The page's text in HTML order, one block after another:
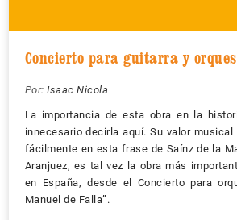
Concierto para guitarra y
Por: Isaac Nicola
La importancia de esta obra en la
innecesario decirla aquí. Su valor
fácilmente en esta frase de Saínz de la
Aranjuez, es tal vez la obra más
en España, desde el Concierto para
Manuel de Falla”.